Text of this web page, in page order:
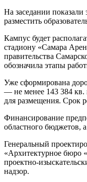
На заседании
разместить
Кампус будет
стадиону «Самара
правительства
обозначила этапы
Уже сформирована
— не менее 143 384 кв.
для размещения. Срок
Финансирование
областного бюджетов,
Генеральный
«Архитектурное бюро
проектно-
надзор.